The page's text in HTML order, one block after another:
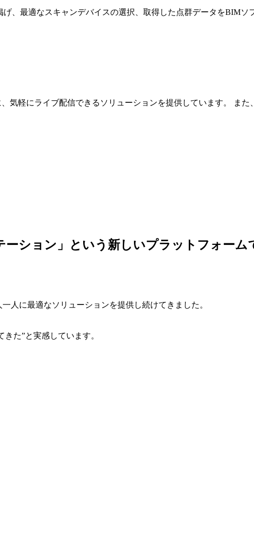
、最適なスキャンデバイスの選択、取得した点群データをBIM
軽にライブ配信できるソリューションを提供しています。 また
ション」という新しいプラットフォーム
人に最適なソリューションを提供し続けてきました。
た”と実感しています。